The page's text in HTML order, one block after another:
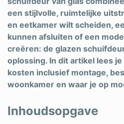
een stijlvolle, ruimtelijke
en eetkamer wilt scheiden,
kunnen afsluiten of een
creëren: de glazen
oplossing. In dit artikel lees
kosten inclusief montage,
woonkamer en waar je op
Inhoudsopgave